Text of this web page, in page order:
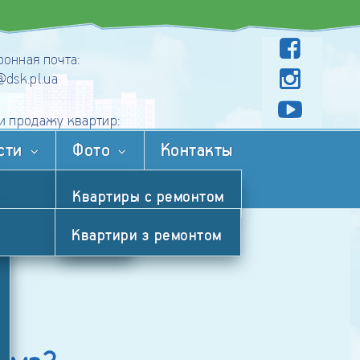
будинку в експлуатацію Контакти
почта:
продажу квартир:
(050) 404-10-71
Фото
Квартиры с ремонтом
Контакты
Фото
Квартири з ремонтом
Контакти